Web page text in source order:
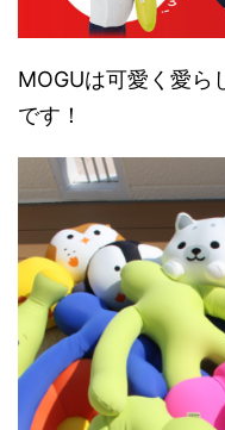
MOGUは可愛く愛ら
です！